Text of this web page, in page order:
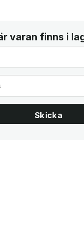
varan finns i
Skicka